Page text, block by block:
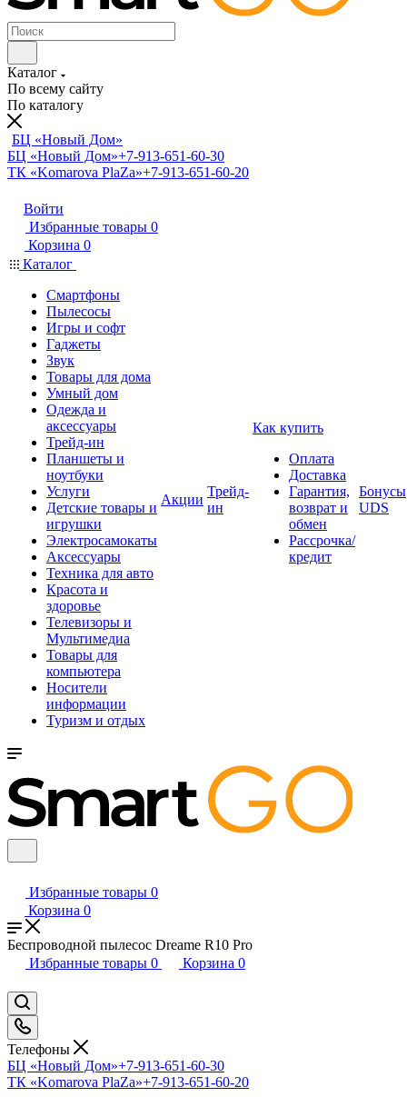
Каталог
По всему сайту
По каталогу
БЦ «Новый Дом»
БЦ «Новый Дом»+7-913-651-60-30
ТК «Komarova PlaZa»+7-913-651-60-20
Войти
Избранные товары 0
Корзина 0
Каталог
Смартфоны
Пылесосы
Игры и софт
Гаджеты
Звук
Товары для дома
Умный дом
Одежда и
аксессуары
Трейд-ин
Планшеты и
ноутбуки
Услуги
Детские товары и
игрушки
Электросамокаты
Аксессуары
Техника для авто
Красота и
здоровье
Телевизоры и
Мультимедиа
Товары для
компьютера
Носители
информации
Туризм и отдых
Акции
Трейд-
ин
Как купить
Оплата
Доставка
Гарантия,
возврат и
обмен
Рассрочка/
кредит
Бонусы
UDS
Избранные товары 0
Корзина 0
Беспроводной пылесос Dreame R10 Pro
Избранные товары 0 Корзина 0
Телефоны
БЦ «Новый Дом»+7-913-651-60-30
ТК «Komarova PlaZa»+7-913-651-60-20